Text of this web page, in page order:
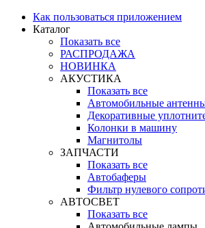
Как пользоваться приложением
Каталог
Показать все
РАСПРОДАЖА
НОВИНКА
АКУСТИКА
Показать все
Автомобильные
Декоративные
Колонки в машину
Магнитолы
ЗАПЧАСТИ
Показать все
Автобаферы
Фильтр нулевого
АВТОСВЕТ
Показать все